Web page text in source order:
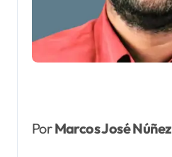
PorMarcos José Núñez